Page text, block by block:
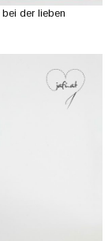
bei der lieben